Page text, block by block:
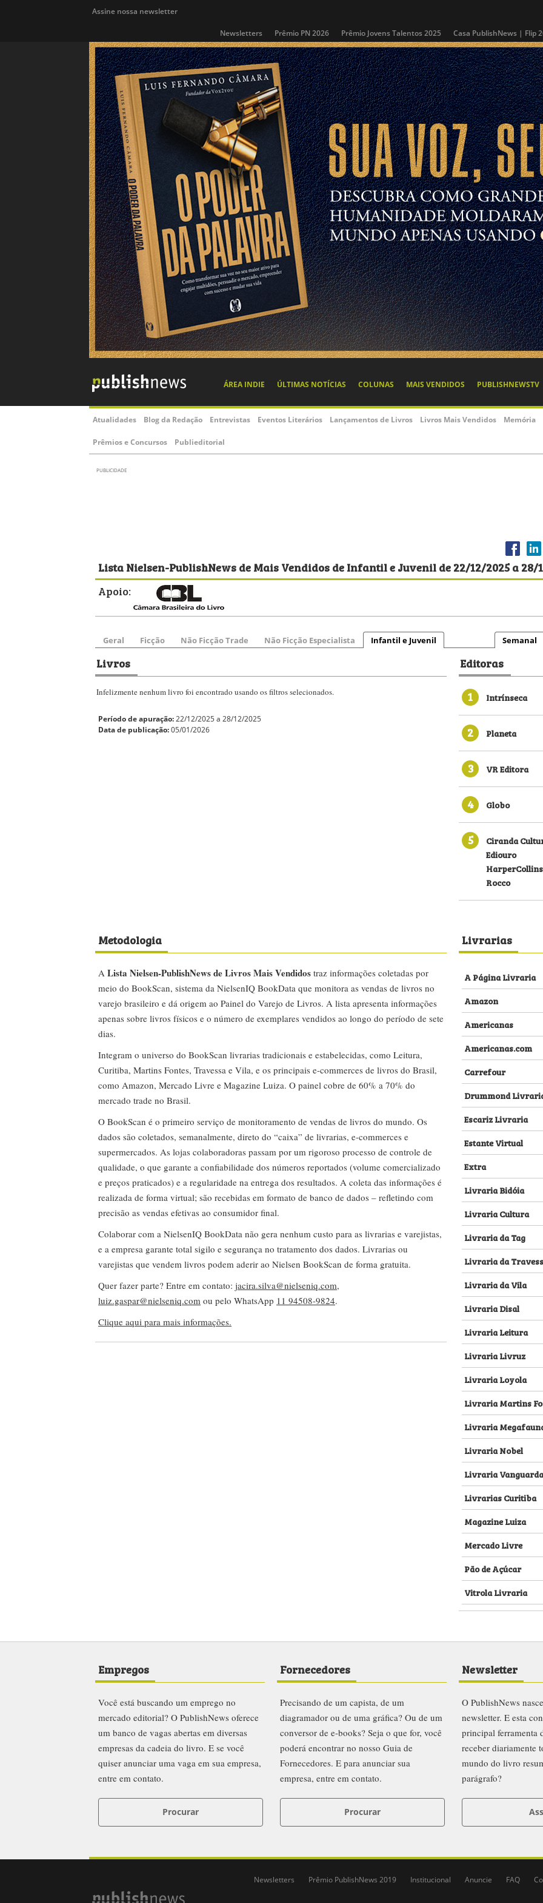
Assine nossa newsletter
Newsletters Prêmio PN 2026 Prêmio Jovens Talentos 2025 Casa PublishNews | Flip
ÁREA INDIE ÚLTIMAS NOTÍCIAS COLUNAS MAIS VENDIDOS PUBLISHNEWSTV
Atualidades Blog da Redação Entrevistas Eventos Literários Lançamentos de Livros Livros Mais Vendidos Memória
Prêmios e Concursos Publieditorial
PUBLICIDADE
Lista Nielsen-PublishNews de Mais Vendidos de Infantil e Juvenil de 22/12/2025 a 28/
Apoio:
Geral Ficção Não Ficção Trade Não Ficção Especialista Infantil e Juvenil Semanal
Livros
Infelizmente nenhum livro foi encontrado usando os filtros selecionados.
Período de apuração:22/12/2025 a 28/12/2025
Data de publicação:05/01/2026
Editoras
1
Intrínseca
2 Planeta
3 VR Editora
4 Globo
5
Ciranda
Ediouro
Rocco
Metodologia
A Lista Nielsen-PublishNews de Livros Mais Vendidos traz informações coletadas por
meio do BookScan, sistema da NielsenIQ BookData que monitora as vendas de livros no
varejo brasileiro e dá origem ao Painel do Varejo de Livros. A lista apresenta informações
apenas sobre livros físicos e o número de exemplares vendidos ao longo do período de sete
dias.
Integram o universo do BookScan livrarias tradicionais e estabelecidas, como Leitura,
Curitiba, Martins Fontes, Travessa e Vila, e os principais e-commerces de livros do Brasil,
como Amazon, Mercado Livre e Magazine Luiza. O painel cobre de 60% a 70% do
mercado trade no Brasil.
O BookScan é o primeiro serviço de monitoramento de vendas de livros do mundo. Os
dados são coletados, semanalmente, direto do “caixa” de livrarias, e-commerces e
supermercados. As lojas colaboradoras passam por um rigoroso processo de controle de
qualidade, o que garante a confiabilidade dos números reportados (volume comercializado
e preços praticados) e a regularidade na entrega dos resultados. A coleta das informações é
realizada de forma virtual; são recebidas em formato de banco de dados – refletindo com
precisão as vendas efetivas ao consumidor final.
Colaborar com a NielsenIQ BookData não gera nenhum custo para as livrarias e varejistas,
e a empresa garante total sigilo e segurança no tratamento dos dados. Livrarias ou
varejistas que vendem livros podem aderir ao Nielsen BookScan de forma gratuita.
Quer fazer parte? Entre em contato: jacira.silva@nielseniq.com,
luiz.gaspar@nielseniq.com ou pelo WhatsApp 11 94508-9824.
Clique aqui para mais informações.
Livrarias
A Página Livraria
Amazon
Americanas
Americanas.com
Carrefour
Drummond
Escariz Livraria
Estante Virtual
Extra
Livraria Bidóia
Livraria Cultura
Livraria da Tag
Livraria da
Livraria da Vila
Livraria Disal
Livraria Leitura
Livraria Livruz
Livraria Loyola
Livraria Martins
Livraria
Livraria Nobel
Livraria Vanguarda
Livrarias Curitiba
Magazine Luiza
Mercado Livre
Pão de Açúcar
Vitrola Livraria
Empregos
Você está buscando um emprego no
mercado editorial? O PublishNews oferece
um banco de vagas abertas em diversas
empresas da cadeia do livro. E se você
quiser anunciar uma vaga em sua empresa,
entre em contato.
Procurar
Fornecedores
Precisando de um capista, de um
diagramador ou de uma gráfica? Ou de um
conversor de e-books? Seja o que for, você
poderá encontrar no nosso Guia de
Fornecedores. E para anunciar sua
empresa, entre em contato.
Procurar
Newsletter
O PublishNews
newsletter. E esta
principal ferramenta
receber diariamente
mundo do livro
parágrafo?
Newsletters Prêmio PublishNews 2019 Institucional Anuncie FAQ